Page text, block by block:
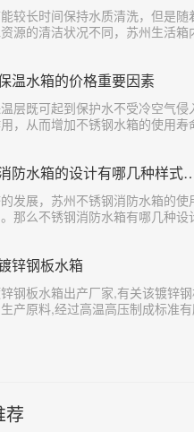
较长时间保持水质清洗，但是随
源的清洁状况不同，苏州生活
温水箱的价格重要因素
层既可起到保护水不受冷空气侵
，从而增加不锈钢水箱的使用寿
防水箱的设计有哪几种样式
发展，苏州不锈钢消防水箱的
那么不锈钢消防水箱有哪几种设
锌钢板水箱
钢板水箱出产厂家,有关该镀锌
产原料,经过高温高压制成标准
荐